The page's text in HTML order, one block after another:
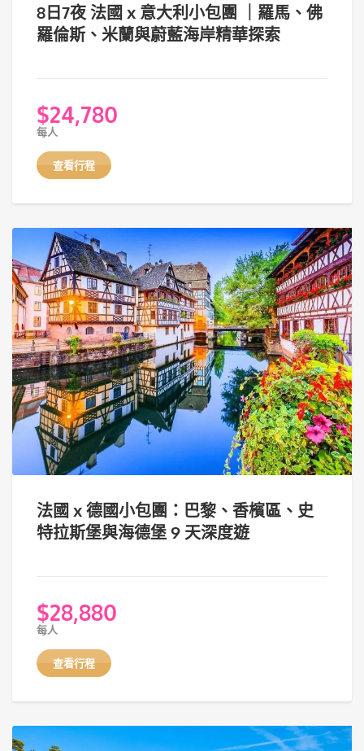
8日7夜 法國 x 意大利小包團 ｜羅馬、佛
羅倫斯、米蘭與蔚藍海岸精華探索
$24,780
每人
查看行程
法國 x 德國小包團：巴黎、香檳區、史
特拉斯堡與海德堡 9 天深度遊
$28,880
每人
查看行程